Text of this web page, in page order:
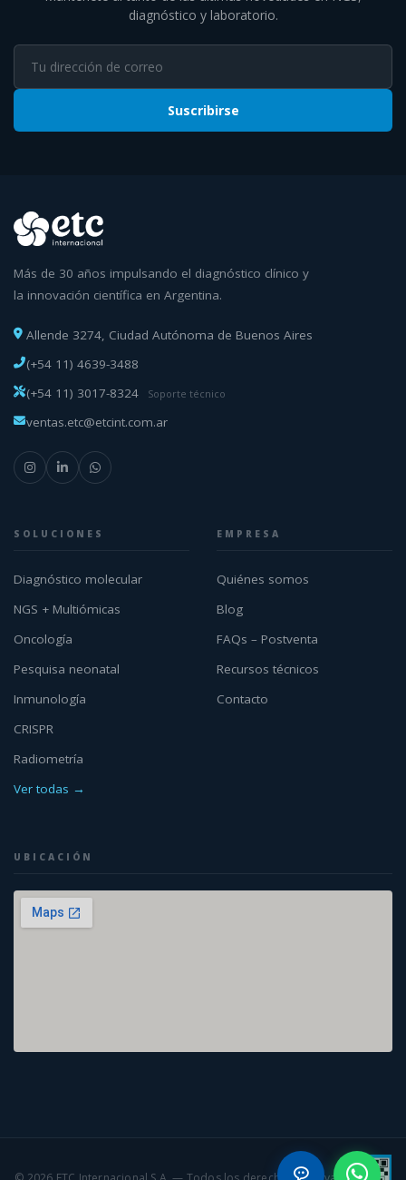
diagnóstico y laboratorio.
Suscribirse
Más de 30 años impulsando el diagnóstico clínico y
la innovación científica en Argentina.
Allende 3274, Ciudad Autónoma de Buenos Aires
(+54 11) 4639-3488
(+54 11) 3017-8324
Soporte técnico
ventas.etc@etcint.com.ar
SOLUCIONES
Diagnóstico molecular
NGS + Multiómicas
Oncología
Pesquisa neonatal
Inmunología
CRISPR
Radiometría
Ver todas →
EMPRESA
Quiénes somos
Blog
FAQs – Postventa
Recursos técnicos
Contacto
UBICACIÓN